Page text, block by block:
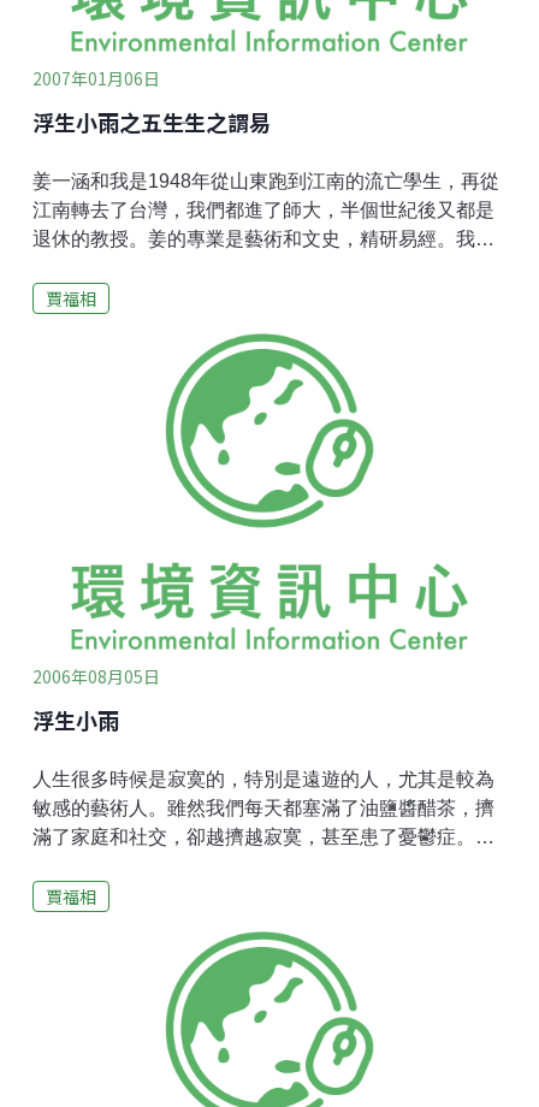
這一問正中下懷，我也是山東人，也喜歡吃蒜。餐桌上
談到我的海洋
2007年01月06日
浮生小雨之五――生生之謂易
姜一涵和我是1948年從山東跑到江南的流亡學生，再從
江南轉去了台灣，我們都進了師大，半個世紀後又都是
退休的教授。姜的專業是藝術和文史，精研易經。我的
生了濃厚的興趣。2003年姜一涵心臟開刀，生死之間走
後出版。2002年我也心臟開刀，凡數日徘徊在陰陽之
間，決定把《詩經》的〈國風〉譯成白話和英文，權作
一座貫通古今和中西的小小橋樑，費時4年脫稿。去年9
月，與另外幾位友人去台中參觀姜的書畫展，我們一塊
用餐、談藝術、談哲學、談人生、談將來計劃，就是不
談過去，也不談病和老。姜送我他的《易經美學十二
講》，我送他我的《詩經》譯稿。3個月後去信，我寫：
「你的書法和畫藝更上一層樓了，你易書的好處是不同
流合汙，每一段、每一頁都有創意，我特別喜歡第七講
「易經和書法」和第十二講「易經和性愛」。」他來信
說：「讀你的《詩
賈福相
2006年08月05日
浮生小雨
人生很多時候是寂寞的，特別是遠遊的人，尤其是較為
敏感的藝術人。雖然我們每天都塞滿了油鹽醬醋茶，擠
滿了家庭和社交，卻越擠越寂寞，甚至患了憂鬱症。有
虛，用什麼治療呢？今年正月，一群在溫哥華的朋友
「自然生態」，當時我提出「浮生小語」沙龍的觀念，
如此就可以按時相聚，譬如每年4次。「浮生」有人生苦
短，而又沉沉浮浮，聚散不定的意思。「小語」是取其
謙卑，雖然談哲學、談人生，這些也只是小言碎語。這
種藝術性的沙龍，載歌載舞，為「士」解憂，古今中外
都有，在西方，文藝復興時代就很流行，每個城市，總
賈福相